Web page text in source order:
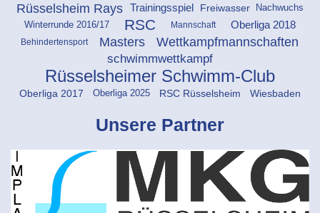
Rüsselsheim Rays Trainingsspiel Freiwasser
Nachwuchs
Winterrunde 2016/17
RSC Mannschaft Oberliga 2018
Behindertensport Masters Wettkampfmannschaften
schwimmwettkampf
Rüsselsheimer Schwimm-Club
Oberliga 2017 Oberliga 2025 RSC Rüsselsheim Wiesbaden
Unsere Partner